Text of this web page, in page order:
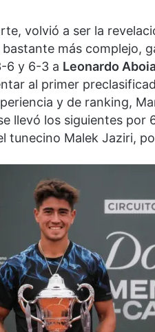
volvió a ser la
bastante más complejo,
6 y 6-3 a Leonardo
al primer
y de ranking,
llevó los siguientes
tunecino Malek Jaziri,